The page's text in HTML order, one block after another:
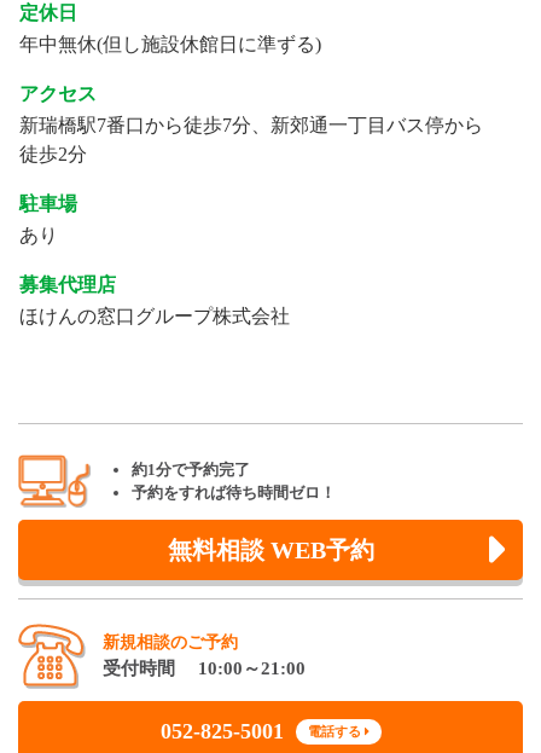
定休日
年中無休(但し施設休館日に準ずる)
アクセス
新瑞橋駅7番口から徒歩7分、新郊通一丁目バス停から
徒歩2分
駐車場
あり
募集代理店
ほけんの窓口グループ株式会社
約1分で予約完了
予約をすれば待ち時間ゼロ！
無料相談 WEB予約
新規相談のご予約
受付時間 10:00～21:00
052-825-5001 電話する